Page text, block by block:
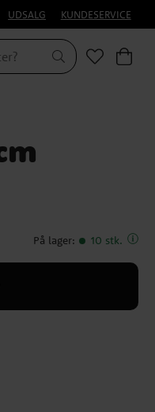
UDSALG KUNDESERVICE
På lager: 10 stk.